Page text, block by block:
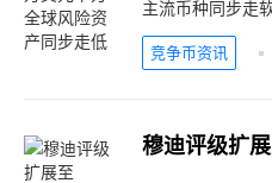
主流币种同步走
竞争币资讯
穆迪评级扩